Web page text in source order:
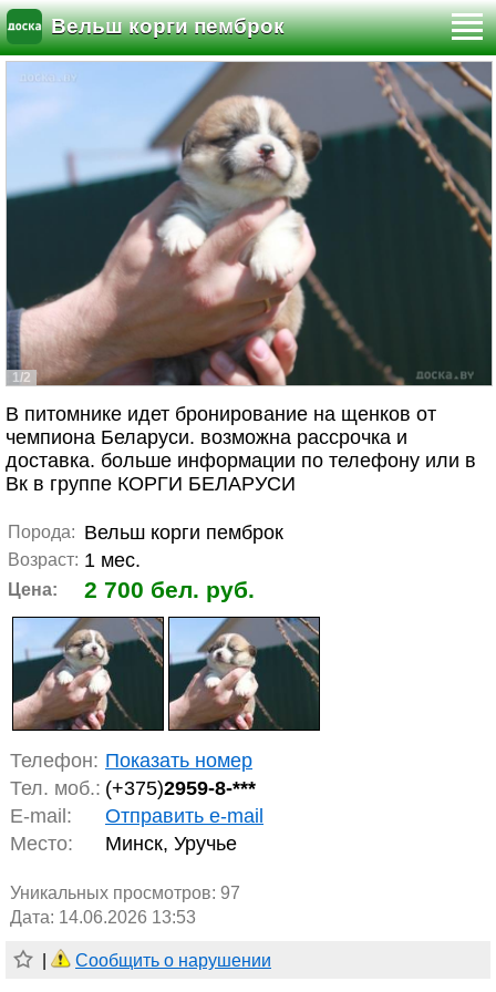
Вельш корги пемброк
1/2
В питомнике идет бронирование на щенков от
чемпиона Беларуси. возможна рассрочка и
доставка. больше информации по телефону или в
Вк в группе КОРГИ БЕЛАРУСИ
Порода: Вельш корги пемброк
Возраст: 1 мес.
Цена: 2 700 бел. руб.
Телефон: Показать номер
Тел. моб.: (+375)2959-8-***
E-mail:
Отправить e-mail
Место:
Минск, Уручье
Уникальных просмотров: 97
Дата: 14.06.2026 13:53
Сообщить о нарушении